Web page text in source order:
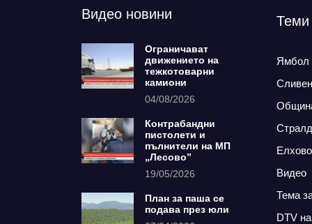
Видео новини
Ограничават
движението на
тежкотоварни
камиони
04/08/2026
Контрабандни
пистолети и
пълнители на МП
„Лесово”
19/05/2026
План за паша се
подава през юли
Теми
Ямбол
Сливен
Елхово
Видео
Тема
DTV